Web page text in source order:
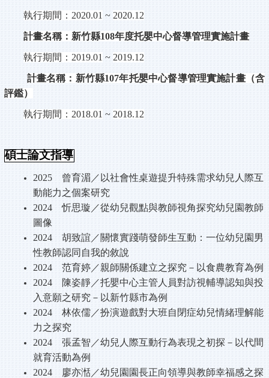
執行期間： 2020.01 ~ 2020.12
計畫名稱：新竹縣108年度托嬰中心督導管理實施計畫
執行期間： 2019.01 ~ 2019.12
計畫名稱：新竹縣107年托嬰中心督導管理實施計畫（含
評鑑）
執行期間： 2018.01 ~ 2018.12
碩士論文指導
2025 曾育湄／以社會性桌遊提升特殊需求幼兒人際互
動能力之個案研究
2024 忻思璇／從幼兒觀點與教師視角探究幼兒園教師
圖像
2024 胡致誼／關懷實踐萌發師生互動：一位幼兒園男
性教師認同自我的敘說
2024 范育婷／親師關係建立之探究－以食農教育為例
2024 陳姿靜／托嬰中心主管人員對訪視輔導認知與投
入意願之研究－ 以新竹縣市為例
2024 林依儒／扮演遊戲對大班自閉症幼兒情緒理解能
力之探究
2024 張孟智／幼兒人際互動行為表現之初探－以代間
就育活動為例
2024 廖亦湉／幼兒園園長正向領導與教師幸福感之探